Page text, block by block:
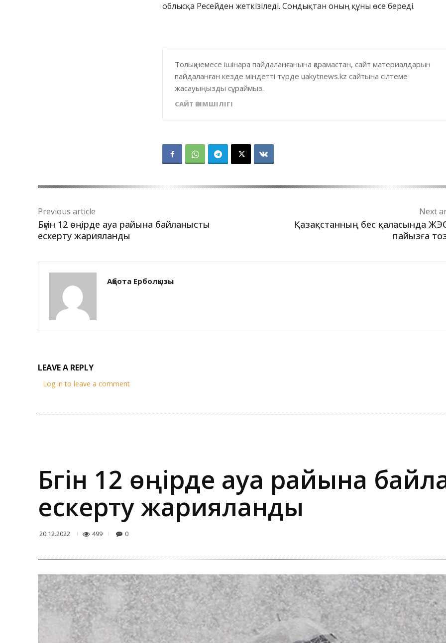
облысқа Ресейден жеткізіледі. Сондықтан оның құны өсе береді.
Толық немесе ішінара пайдаланғанына қарамастан, сайт материалдарын
пайдаланған кезде міндетті түрде uakytnews.kz сайтына сілтеме
жасауыңызды сұраймыз.
САЙТ ӘКІМШІЛІГІ
Previous article
Бүгін 12 өңірде ауа райына байланысты
ескерту жарияланды
Next
Қазақстанның бес қаласында
пайызға
Ақбота Ерболқызы
LEAVE A REPLY
Log in to leave a comment